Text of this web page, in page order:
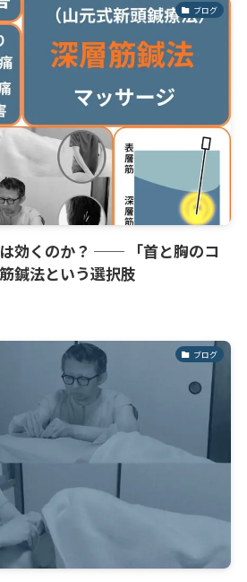
ブログ
効くのか？ ── 「首と胸のコ
鍼法という選択肢
ブログ